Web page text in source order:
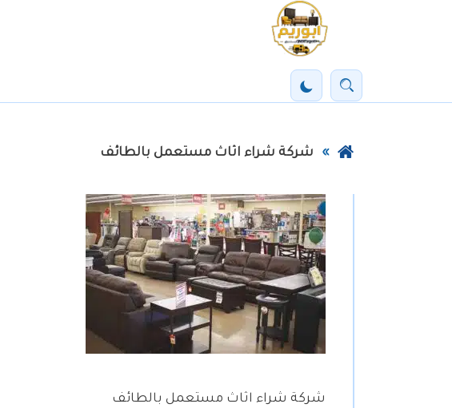
الرئيسي
بحث
تفعيل
الليلي
عودة
الصفحة
الرئيسية
شركة شراء اثاث مستعمل بالطائف
شركة شراء اثاث مستعمل بالطائف